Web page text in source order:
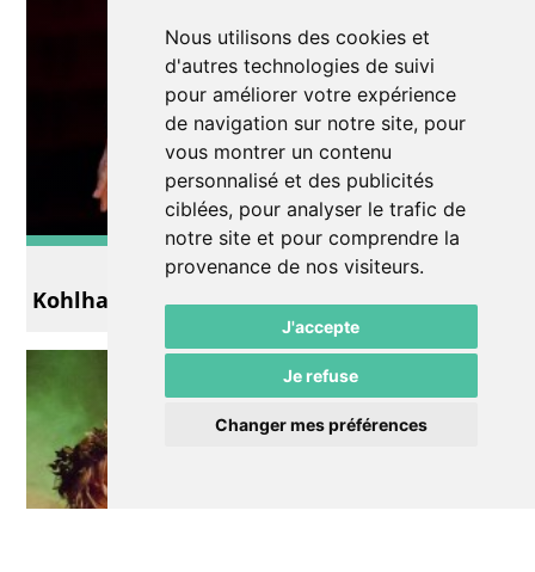
Nous utilisons des cookies et
d'autres technologies de suivi
pour améliorer votre expérience
de navigation sur notre site, pour
vous montrer un contenu
personnalisé et des publicités
ciblées, pour analyser le trafic de
notre site et pour comprendre la
provenance de nos visiteurs.
J'accepte
Je refuse
Changer mes préférences
Kohlhaas